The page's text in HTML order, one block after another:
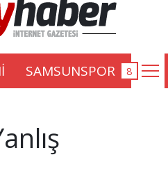
SAMSUNSPOR